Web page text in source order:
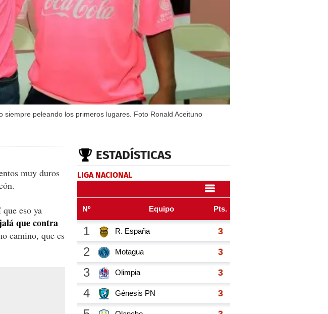
peleando los primeros lugares. Foto Ronald Aceituno
muy duros
eso ya
que contra
camino, que es
ESTADÍSTICAS
LIGA NACIONAL